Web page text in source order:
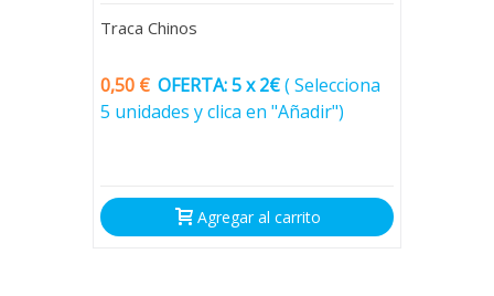
Traca Chinos
0,50 € OFERTA: 5 x 2€(Selecciona
5 unidades y clica en "Añadir")
Agregar al carrito